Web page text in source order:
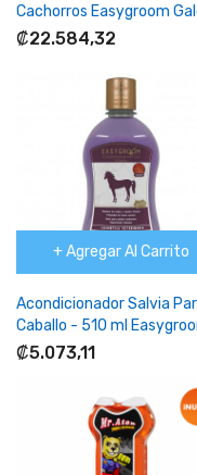
Cachorros Easygroom
₡22.584,32
+ Agregar Al Carrito
Acondicionador Salvia
Caballo - 510 ml
₡5.073,11